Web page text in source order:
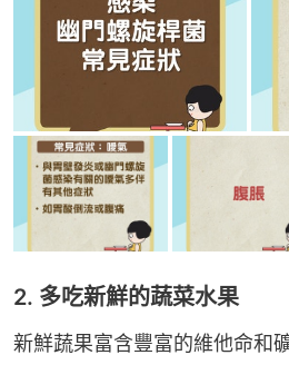
2. 多吃新鮮的蔬菜水果
新鮮蔬果富含豐富的維他命和